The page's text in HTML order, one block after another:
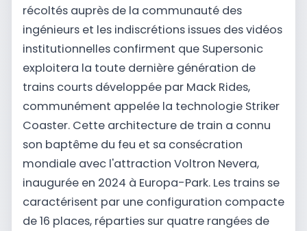
récoltés auprès de la communauté des
ingénieurs et les indiscrétions issues des vidéos
institutionnelles confirment que Supersonic
exploitera la toute dernière génération de
trains courts développée par Mack Rides,
communément appelée la technologie Striker
Coaster. Cette architecture de train a connu
son baptême du feu et sa consécration
mondiale avec l'attraction Voltron Nevera,
inaugurée en 2024 à Europa-Park. Les trains se
caractérisent par une configuration compacte
de 16 places, réparties sur quatre rangées de